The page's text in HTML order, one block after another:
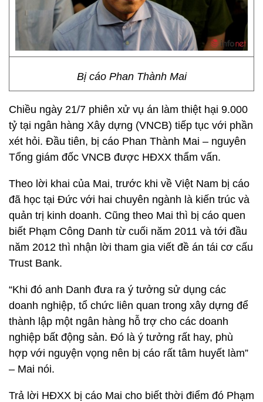
Bị cáo Phan Thành Mai
Chiều ngày 21/7 phiên xử vụ án làm thiệt hại 9.000
tỷ tại ngân hàng Xây dựng (VNCB) tiếp tục với phần
xét hỏi. Đầu tiên, bị cáo Phan Thành Mai – nguyên
Tổng giám đốc VNCB được HĐXX thẩm vấn.
Theo lời khai của Mai, trước khi về Việt Nam bị cáo
đã học tại Đức với hai chuyên ngành là kiến trúc và
quản trị kinh doanh. Cũng theo Mai thì bị cáo quen
biết Phạm Công Danh từ cuối năm 2011 và tới đầu
năm 2012 thì nhận lời tham gia viết đề án tái cơ cấu
Trust Bank.
“Khi đó anh Danh đưa ra ý tưởng sử dụng các
doanh nghiệp, tổ chức liên quan trong xây dựng để
thành lập một ngân hàng hỗ trợ cho các doanh
nghiệp bất động sản. Đó là ý tưởng rất hay, phù
hợp với nguyện vọng nên bị cáo rất tâm huyết làm”
– Mai nói.
Trả lời HĐXX bị cáo Mai cho biết thời điểm đó Phạm